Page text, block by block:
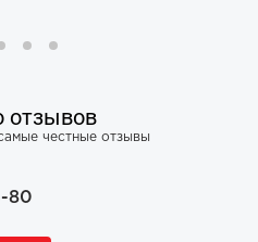
отзывов
честные отзывы
80